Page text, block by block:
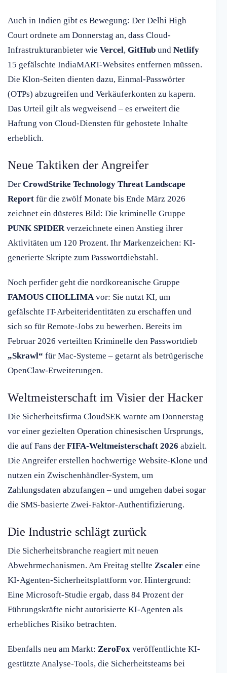
Auch in Indien gibt es Bewegung: Der Delhi High
Court ordnete am Donnerstag an, dass Cloud-
Infrastrukturanbieter wie Vercel, GitHub und Netlify
15 gefälschte IndiaMART-Websites entfernen müssen.
Die Klon-Seiten dienten dazu, Einmal-Passwörter
(OTPs) abzugreifen und Verkäuferkonten zu kapern.
Das Urteil gilt als wegweisend – es erweitert die
Haftung von Cloud-Diensten für gehostete Inhalte
erheblich.
Neue Taktiken der Angreifer
Der CrowdStrike Technology Threat Landscape
Report für die zwölf Monate bis Ende März 2026
zeichnet ein düsteres Bild: Die kriminelle Gruppe
PUNK SPIDERverzeichnete einen Anstieg ihrer
Aktivitäten um 120 Prozent. Ihr Markenzeichen: KI-
generierte Skripte zum Passwortdiebstahl.
Noch perfider geht die nordkoreanische Gruppe
FAMOUS CHOLLIMA vor: Sie nutzt KI, um
gefälschte IT-Arbeiteridentitäten zu erschaffen und
sich so für Remote-Jobs zu bewerben. Bereits im
Februar 2026 verteilten Kriminelle den Passwortdieb
„Skrawl“ für Mac-Systeme – getarnt als betrügerische
OpenClaw-Erweiterungen.
Weltmeisterschaft im Visier der Hacker
Die Sicherheitsfirma CloudSEK warnte am Donnerstag
vor einer gezielten Operation chinesischen Ursprungs,
die auf Fans der FIFA-Weltmeisterschaft 2026 abzielt.
Die Angreifer erstellen hochwertige Website-Klone und
nutzen ein Zwischenhändler-System, um
Zahlungsdaten abzufangen – und umgehen dabei sogar
die SMS-basierte Zwei-Faktor-Authentifizierung.
Die Industrie schlägt zurück
Die Sicherheitsbranche reagiert mit neuen
Abwehrmechanismen. Am Freitag stellte Zscaler eine
KI-Agenten-Sicherheitsplattform vor. Hintergrund:
Eine Microsoft-Studie ergab, dass 84 Prozent der
Führungskräfte nicht autorisierte KI-Agenten als
erhebliches Risiko betrachten.
Ebenfalls neu am Markt: ZeroFox veröffentlichte KI-
gestützte Analyse-Tools, die Sicherheitsteams bei